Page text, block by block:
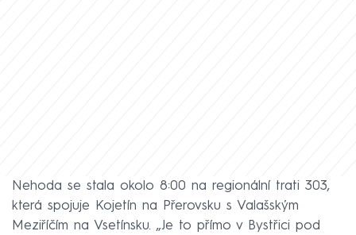
Nehoda se stala okolo 8:00 na regionální trati 303,
která spojuje Kojetín na Přerovsku s Valašským
Meziříčím na Vsetínsku. „Je to přímo v Bystřici pod